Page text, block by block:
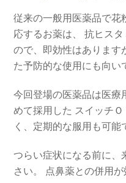
従来の一般用医薬品で花
応するお薬は、 抗ヒス
ので、即効性はあります
た予防的な使用にも向い
今回登場の医薬品は医療
めて採用した スイッチ
く、定期的な服用も可能
つらい症状になる前に、
さい。 点鼻薬との併用が